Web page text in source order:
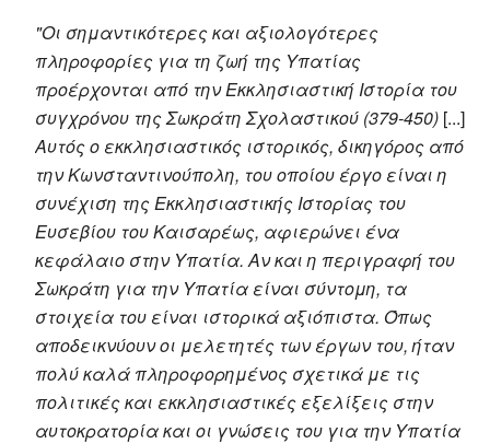
"Οι σημαντικότερες και αξιολογότερες
πληροφορίες για τη ζωή της Υπατίας
προέρχονται από την Εκκλησιαστική Ιστορία του
συγχρόνου της Σωκράτη Σχολαστικού (379-450) [...]
Αυτός ο εκκλησιαστικός ιστορικός, δικηγόρος από
την Κωνσταντινούπολη, του οποίου έργο είναι η
συνέχιση της Εκκλησιαστικής Ιστορίας του
Ευσεβίου του Καισαρέως, αφιερώνει ένα
κεφάλαιο στην Υπατία. Αν και η περιγραφή του
Σωκράτη για την Υπατία είναι σύντομη, τα
στοιχεία του είναι ιστορικά αξιόπιστα. Όπως
αποδεικνύουν οι μελετητές των έργων του, ήταν
πολύ καλά πληροφορημένος σχετικά με τις
πολιτικές και εκκλησιαστικές εξελίξεις στην
αυτοκρατορία και οι γνώσεις του για την Υπατία